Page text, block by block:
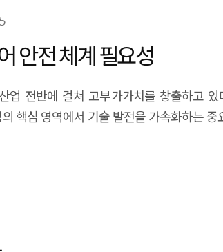
birth, merging, and
of technological evolution.
patterns over time. For six key
interpretability and policy
detection and transition prediction of
based industrial policy design.
perception limits, human misuse,
(Barrett v. Tesla, Inc., Case No. 1:21-
punitive damages due to
SAE Level 2 systems impose
the case findings through
focuses on E/E system faults, SOTIF
Autopilot verdict highlights that
governance. As digital transformation
for Assuring Software Safety”
할 수 있는 필수 요소 중의 하나가 안전
있는 소프트웨어의 안전 확보를 위한 노
착륙을 지원하고자 한다. Executive Summary The
and mobility through the
the competitive and growth
and mobility during the
안전 체계 필요성
전반에 걸쳐 고부가가치를 창출하고
핵심 영역에서 기술 발전을 가속화하는 중
을 활용한 안전 고도화의 기반으로도 자
질 수 있다. 이제 자연적·사회적 재난 사
위험으로부터 안전하게 보호하는 소프
'Safety through Software'은 소프트웨어